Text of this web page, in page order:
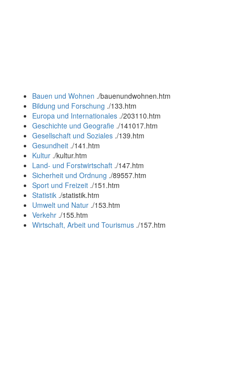
Bauen und Wohnen ./bauenundwohnen.htm
Bildung und Forschung ./133.htm
Europa und Internationales ./203110.htm
Geschichte und Geografie ./141017.htm
Gesellschaft und Soziales ./139.htm
Gesundheit ./141.htm
Kultur ./kultur.htm
Land- und Forstwirtschaft ./147.htm
Sicherheit und Ordnung ./89557.htm
Sport und Freizeit ./151.htm
Statistik ./statistik.htm
Umwelt und Natur ./153.htm
Verkehr ./155.htm
Wirtschaft, Arbeit und Tourismus ./157.htm